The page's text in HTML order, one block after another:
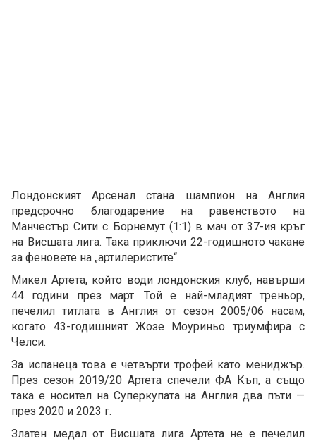
Лондонският Арсенал стана шампион на Англия
предсрочно благодарение на равенството на
Манчестър Сити с Борнемут (1:1) в мач от 37-ия кръг
на Висшата лига. Така приключи 22-годишното чакане
за феновете на „артилеристите“.
Микел Артета, който води лондонския клуб, навърши
44 години през март. Той е най-младият треньор,
печелил титлата в Англия от сезон 2005/06 насам,
когато 43-годишният Жозе Моуриньо триумфира с
Челси.
За испанеца това е четвърти трофей като мениджър.
През сезон 2019/20 Артета спечели ФА Къп, а също
така е носител на Суперкупата на Англия два пъти —
през 2020 и 2023 г.
Златен медал от Висшата лига Артета не е печелил